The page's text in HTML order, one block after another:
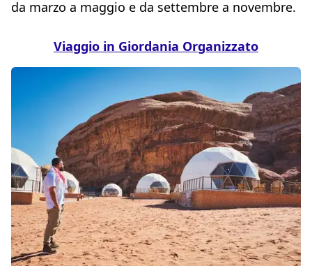
da marzo a maggio e da settembre a novembre.
Viaggio in Giordania Organizzato